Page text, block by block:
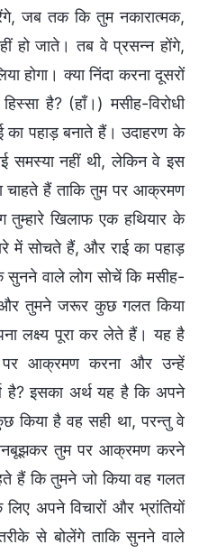
जब तक कि तुम नकारात्मक,
हो जाते। तब वे प्रसन्न होंगे,
होगा। क्या निंदा करना दूसरों
है? (हाँ।) मसीह-विरोधी
का पहाड़ बनाते हैं। उदाहरण के
समस्या नहीं थी, लेकिन वे इस
चाहते हैं ताकि तुम पर आक्रमण
खिलाफ एक हथियार के
में सोचते हैं, और राई का पहाड़
सुनने वाले लोग सोचें कि मसीह-
और तुमने जरूर कुछ गलत किया
लक्ष्य पूरा कर लेते हैं। यह है
पर आक्रमण करना और उन्हें
है? इसका अर्थ यह है कि अपने
किया है वह सही था, परन्तु वे
तुम पर आक्रमण करने
हैं कि तुमने जो किया वह गलत
अपने विचारों और भ्रांतियों
से बोलेंगे ताकि सुनने वाले